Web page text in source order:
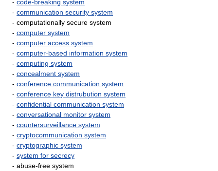
- code-breaking system
- communication security system
- computationally secure system
- computer system
- computer access system
- computer-based information system
- computing system
- concealment system
- conference communication system
- conference key distrubution system
- confidential communication system
- conversational monitor system
- countersurveillance system
- cryptocommunication system
- cryptographic system
- system for secrecy
- abuse-free system